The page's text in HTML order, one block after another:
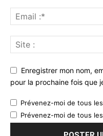
Enregistrer mon nom,
pour la prochaine fois que
Prévenez-moi de tous
Prévenez-moi de tous